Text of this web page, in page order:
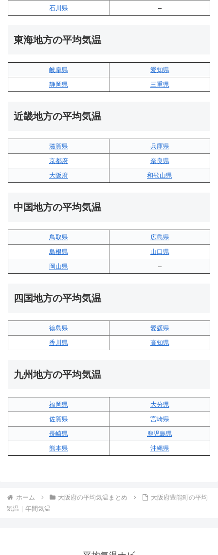
石川県
–
東海地方の平均気温
岐阜県
愛知県
静岡県
三重県
近畿地方の平均気温
滋賀県
兵庫県
京都府
奈良県
大阪府
和歌山県
中国地方の平均気温
鳥取県
広島県
島根県
山口県
岡山県
–
四国地方の平均気温
徳島県
愛媛県
香川県
高知県
九州地方の平均気温
福岡県
大分県
佐賀県
宮崎県
長崎県
鹿児島県
熊本県
沖縄県
ホーム 大阪府の平均気温まとめ
大阪府豊能町の平均
気温｜年間気温